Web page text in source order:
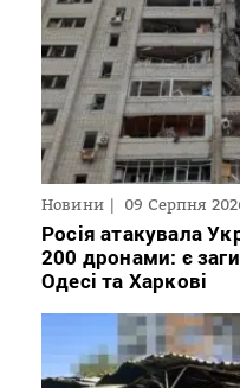
Новини 09 Серпня
Росія атакувала
200 дронами: є
Одесі та Харкові